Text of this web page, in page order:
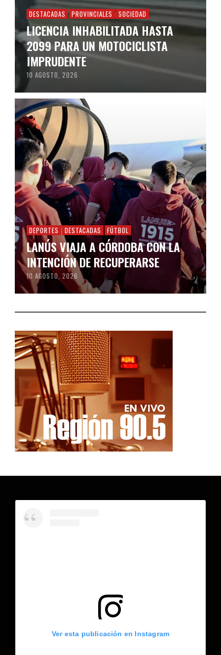
DESTACADAS PROVINCIALES SOCIEDAD
LICENCIA INHABILITADA HASTA
2099 PARA UN MOTOCICLISTA
IMPRUDENTE
10 AGOSTO, 2026
DEPORTES DESTACADAS FÚTBOL
LANÚS VIAJA A CÓRDOBA CON LA
INTENCIÓN DE RECUPERARSE
10 AGOSTO, 2026
Ver esta publicación en Instagram